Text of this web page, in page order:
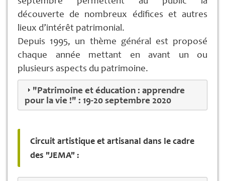
découverte de nombreux édifices et autres
lieux d’intérêt patrimonial.
Depuis 1995, un thème général est proposé
chaque année mettant en avant un ou
plusieurs aspects du patrimoine.
"Patrimoine et éducation : apprendre
pour la vie !" : 19-20 septembre 2020
Circuit artistique et artisanal dans le cadre
des "JEMA" :